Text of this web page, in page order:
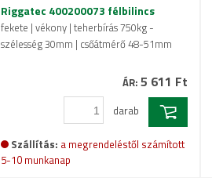
Riggatec 400200073 félbilincs
fekete | vékony | teherbírás 750kg -
szélesség 30mm | csőátmérő 48-51mm
ÁR: 5 611 Ft
darab
Szállítás: a megrendeléstől számított
5-10 munkanap